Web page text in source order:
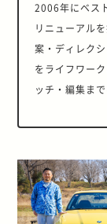
2006年にベス
リニューアル
案・ディレク
をライフワー
ッチ・編集ま